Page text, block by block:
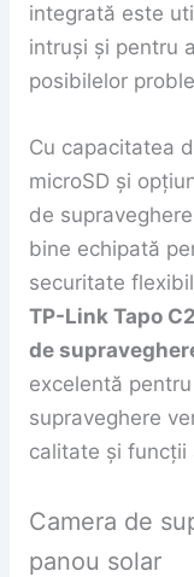
integrată este
intruși și pentru
posibilelor
Cu capacitatea
microSD și
de
bine echipată
securitate
TP-Link Tapo
de
excelentă
supraveghere
calitate și funcții
Camera de
panou solar